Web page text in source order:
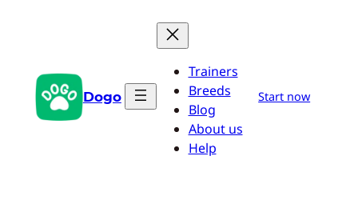
Dogo
Trainers
Breeds
Blog
About us
Help
Start now